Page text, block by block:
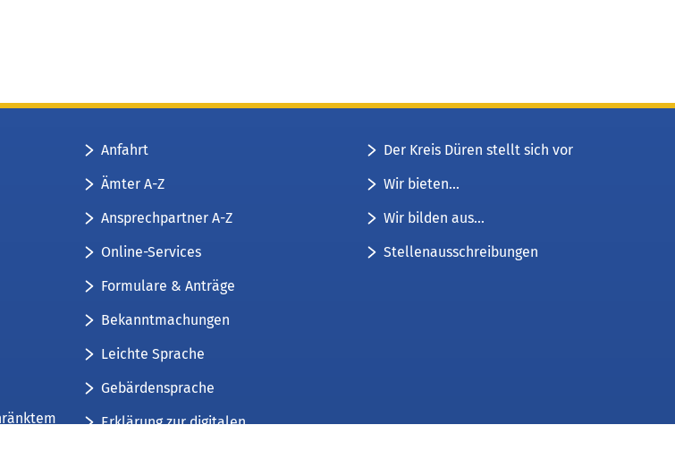
Anfahrt
Ämter A-Z
Ansprechpartner A-Z
Online-Services
Formulare & Anträge
Bekanntmachungen
Leichte Sprache
Gebärdensprache
Erklärung zur digitalen
Der Kreis Düren stellt sich vor
Wir bieten...
Wir bilden aus...
Stellenausschreibungen